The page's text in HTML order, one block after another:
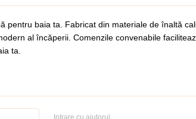
baia ta. Fabricat din materiale de înaltă
al încăperii. Comenzile convenabile
ta.
Intrare cu ajutorul